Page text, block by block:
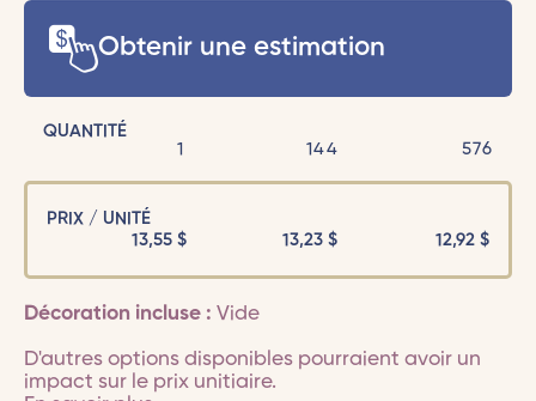
Obtenir une estimation
QUANTITÉ
1
144 576
PRIX / UNITÉ
13,55 $ 13,23$ 12,92$
Décoration incluse : Vide
D'autres options disponibles pourraient avoir un
impact sur le prix unitiaire.